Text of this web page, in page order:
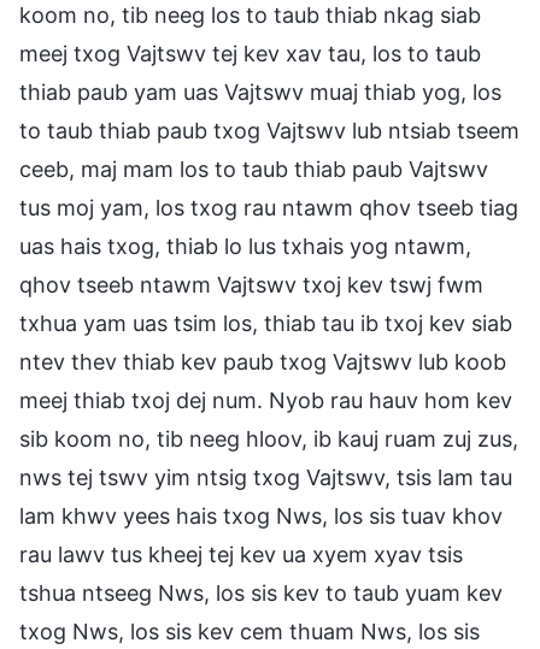
koom no, tib neeg los to taub thiab nkag siab
meej txog Vajtswv tej kev xav tau, los to taub
thiab paub yam uas Vajtswv muaj thiab yog, los
to taub thiab paub txog Vajtswv lub ntsiab tseem
ceeb, maj mam los to taub thiab paub Vajtswv
tus moj yam, los txog rau ntawm qhov tseeb tiag
uas hais txog, thiab lo lus txhais yog ntawm,
qhov tseeb ntawm Vajtswv txoj kev tswj fwm
txhua yam uas tsim los, thiab tau ib txoj kev siab
ntev thev thiab kev paub txog Vajtswv lub koob
meej thiab txoj dej num. Nyob rau hauv hom kev
sib koom no, tib neeg hloov, ib kauj ruam zuj zus,
nws tej tswv yim ntsig txog Vajtswv, tsis lam tau
lam khwv yees hais txog Nws, los sis tuav khov
rau lawv tus kheej tej kev ua xyem xyav tsis
tshua ntseeg Nws, los sis kev to taub yuam kev
txog Nws, los sis kev cem thuam Nws, los sis